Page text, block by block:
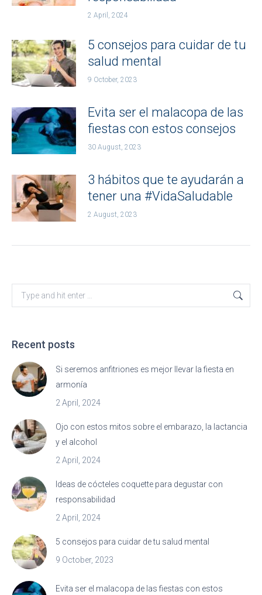
2 April, 2024
5 consejos para cuidar de tu
salud mental
9 October, 2023
Evita ser el malacopa de las
fiestas con estos consejos
30 August, 2023
3 hábitos que te ayudarán a
tener una #VidaSaludable
2 August, 2023
Search:
Recent posts
Si seremos anfitriones es mejor llevar la fiesta en
armonía
2 April, 2024
Ojo con estos mitos sobre el embarazo, la lactancia
y el alcohol
2 April, 2024
Ideas de cócteles coquette para degustar con
responsabilidad
2 April, 2024
5 consejos para cuidar de tu salud mental
9 October, 2023
Evita ser el malacopa de las fiestas con estos